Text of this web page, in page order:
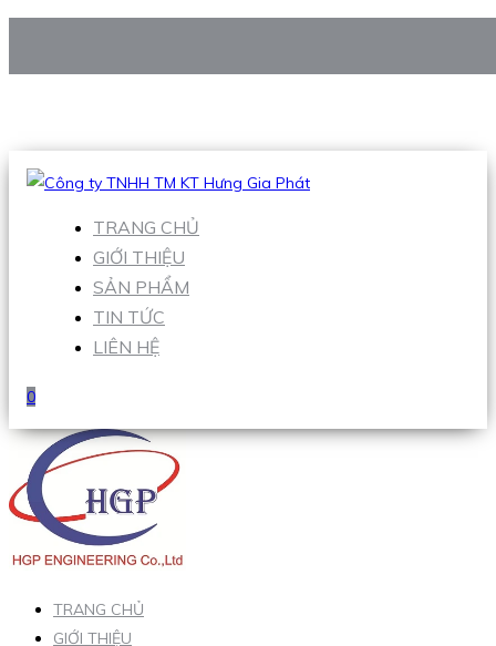
Hotline:0938 906 663
TRANG CHỦ
GIỚI THIỆU
SẢN PHẨM
TIN TỨC
LIÊN HỆ
0
TRANG CHỦ
GIỚI THIỆU